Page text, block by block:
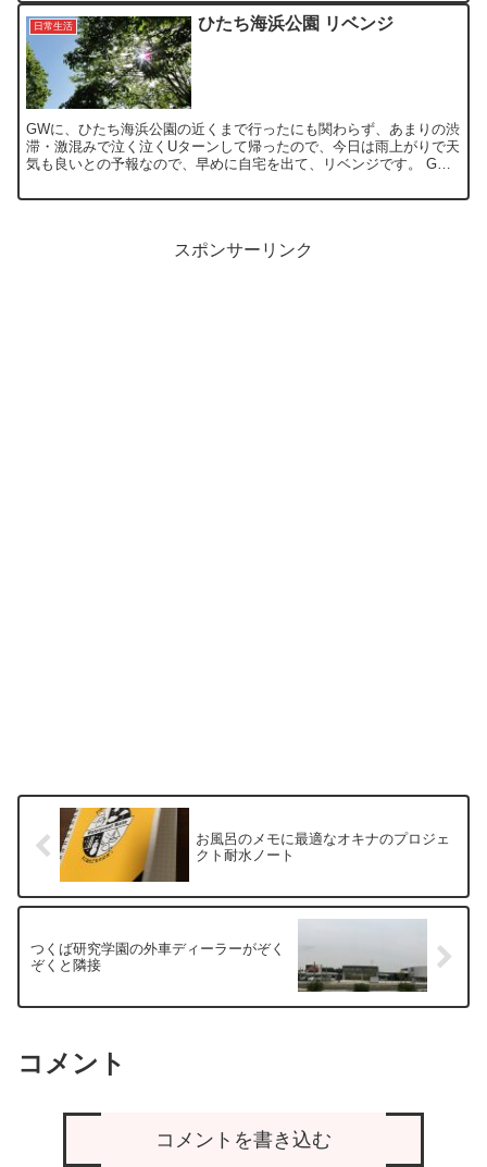
日常生活 ひたち海浜公園 リベンジ
GWに、ひたち海浜公園の近くまで行ったにも関わらず、あまりの渋
滞・激混みで泣く泣くUターンして帰ったので、今日は雨上がりで天
気も良いとの予報なので、早めに自宅を出て、リベンジです。 GW
スポンサーリンク
お風呂のメモに最適なオキナのプロジェ
クト耐水ノート
つくば研究学園の外車ディーラーがぞく
ぞくと隣接
コメント
コメントを書き込む